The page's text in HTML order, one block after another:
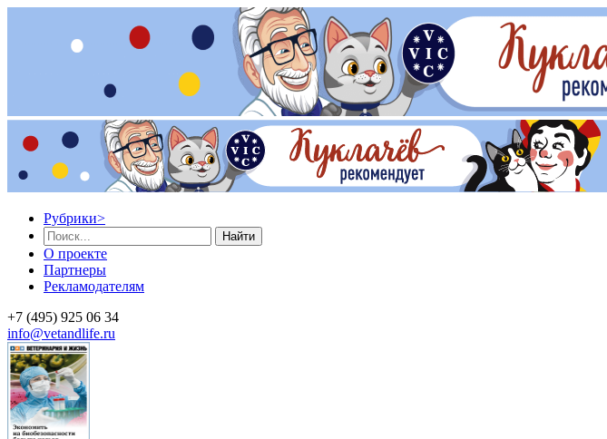
Рубрики>
Найти
О проекте
Партнеры
Рекламодателям
+7 (495) 925 06 34
info@vetandlife.ru